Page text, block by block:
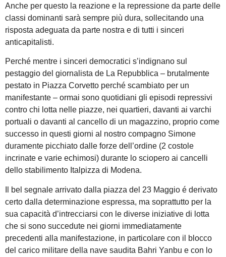
Anche per questo la reazione e la repressione da parte delle
classi dominanti sarà sempre più dura, sollecitando una
risposta adeguata da parte nostra e di tutti i sinceri
anticapitalisti.
Perché mentre i sinceri democratici s’indignano sul
pestaggio del giornalista de La Repubblica – brutalmente
pestato in Piazza Corvetto perché scambiato per un
manifestante – ormai sono quotidiani gli episodi repressivi
contro chi lotta nelle piazze, nei quartieri, davanti ai varchi
portuali o davanti al cancello di un magazzino, proprio come
successo in questi giorni al nostro compagno Simone
duramente picchiato dalle forze dell’ordine (2 costole
incrinate e varie echimosi) durante lo sciopero ai cancelli
dello stabilimento Italpizza di Modena.
Il bel segnale arrivato dalla piazza del 23 Maggio é derivato
certo dalla determinazione espressa, ma soprattutto per la
sua capacità d’intrecciarsi con le diverse iniziative di lotta
che si sono succedute nei giorni immediatamente
precedenti alla manifestazione, in particolare con il blocco
del carico militare della nave saudita Bahri Yanbu e con lo